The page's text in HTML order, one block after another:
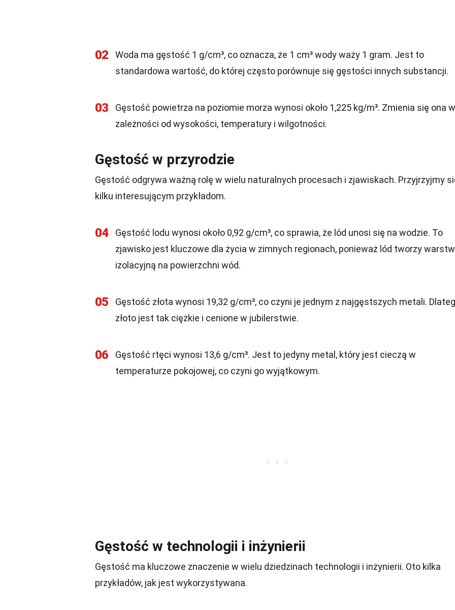
02
Woda ma gęstość 1 g/cm³, co oznacza, że 1 cm³ wody waży 1 gram. Jest to
standardowa wartość, do której często porównuje się gęstości innych substancji.
03
Gęstość powietrza na poziomie morza wynosi około 1,225 kg/m³. Zmienia się ona w
zależności od wysokości, temperatury i wilgotności.
Gęstość w przyrodzie
Gęstość odgrywa ważną rolę w wielu naturalnych procesach i zjawiskach. Przyjrzyjmy
kilku interesującym przykładom.
04
Gęstość lodu wynosi około 0,92 g/cm³, co sprawia, że lód unosi się na wodzie. To
zjawisko jest kluczowe dla życia w zimnych regionach, ponieważ lód tworzy
izolacyjną na powierzchni wód.
05
Gęstość złota wynosi 19,32 g/cm³, co czyni je jednym z najgęstszych metali.
złoto jest tak ciężkie i cenione w jubilerstwie.
06
Gęstość rtęci wynosi 13,6 g/cm³. Jest to jedyny metal, który jest cieczą w
temperaturze pokojowej, co czyni go wyjątkowym.
Gęstość w technologii i inżynierii
Gęstość ma kluczowe znaczenie w wielu dziedzinach technologii i inżynierii. Oto kilka
przykładów, jak jest wykorzystywana.